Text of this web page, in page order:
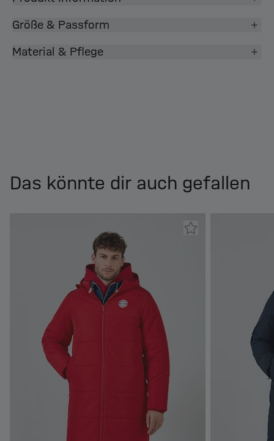
Größe & Passform
Material & Pflege
Das könnte dir auch gefallen